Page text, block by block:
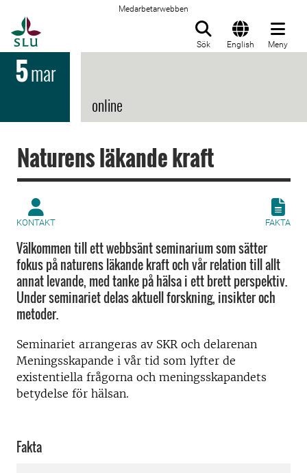
Medarbetarwebben
Sök English Meny
5mar
online
Naturens läkande kraft
KONTAKT FAKTA
Välkommen till ett webbsänt seminarium som sätter
fokus på naturens läkande kraft och vår relation till allt
annat levande, med tanke på hälsa i ett brett perspektiv.
Under seminariet delas aktuell forskning, insikter och
metoder.
Seminariet arrangeras av SKR och delarenan
Meningsskapande i vår tid som lyfter de
existentiella frågorna och meningsskapandets
betydelse för hälsan.
Fakta